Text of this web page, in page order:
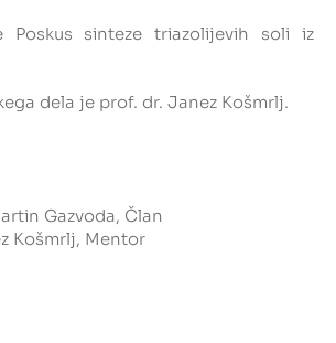
Alumni UL FKKT
SL
Poskus sinteze triazolijevih soli iz
dela je prof. dr. Janez Košmrlj.
Gazvoda, Član
Košmrlj, Mentor